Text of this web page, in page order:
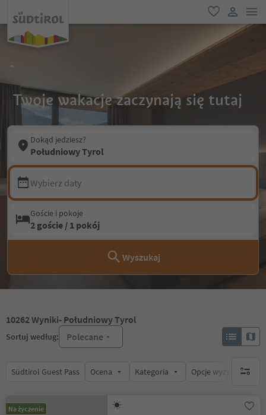
ulubione
link
Twoje wakacje zaczynają się tutaj
Dokąd jedziesz?
Południowy Tyrol
Wybierz daty
Goście i pokoje
2 goście / 1 pokój
Wyszukaj
10262Wyniki- Południowy Tyrol
Sortuj według: Polecane
Südtirol Guest Pass Ocena Kategoria Opcje wyżywieniabrak
Na życzenie